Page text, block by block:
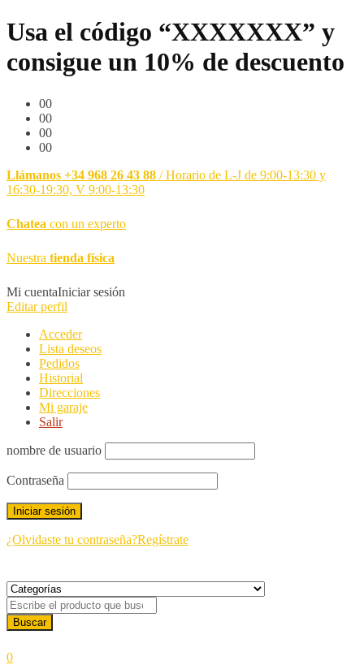
Usa el código “XXXXXXX” y
consigue un 10% de descuento
00
00
00
00
Llámanos +34 968 26 43 88 / Horario de L-J de 9:00-13:30 y
16:30-19:30, V 9:00-13:30
Chatea con un experto
Nuestra tienda física
Mi cuentaIniciar sesión
Editar perfil
Acceder
Lista deseos
Pedidos
Historial
Direcciones
Mi garaje
Salir
nombre de usuario
Contraseña
¿Olvidaste tu contraseña?Regístrate
0